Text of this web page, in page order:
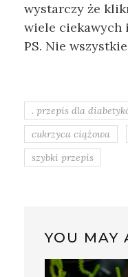
wystarczy że
wiele ciekawych
PS. Nie
. przepis dla
cukrzyca ciążowa
szybki przepis
YOU MAY